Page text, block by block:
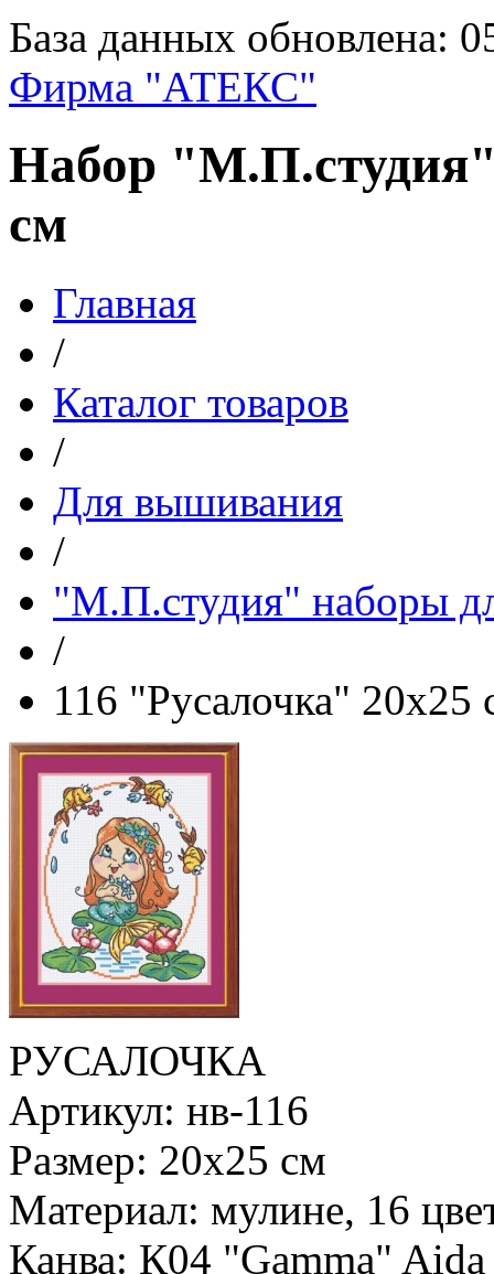
База данных обновлена:
Фирма "АТЕКС"
Набор "М.П.студия"
см
Главная
/
Каталог товаров
/
Для вышивания
/
"М.П.студия" наборы
/
116 "Русалочка" 20х25
РУСАЛОЧКА
Артикул: нв-116
Размер: 20х25 см
Материал: мулине, 16
Канва: К04 "Gamma"